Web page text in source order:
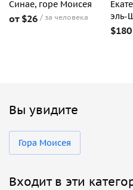
Синае, горе Моисея
от $26 за человека
эль-
$180
Вы увидите
Гора Моисея
Входит в эти